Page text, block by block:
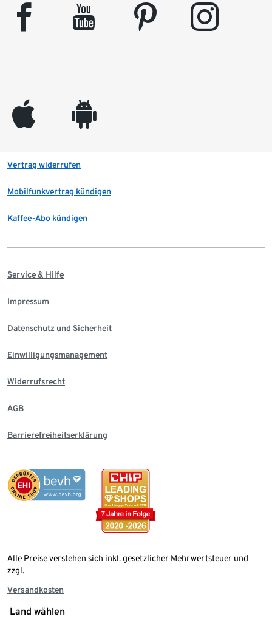
facebook youtube pinterest instagram
appleinc android
Vertrag widerrufen
Mobilfunkvertrag kündigen
Kaffee-Abo kündigen
Service & Hilfe
Impressum
Datenschutz und Sicherheit
Einwilligungsmanagement
Widerrufsrecht
AGB
Barrierefreiheitserklärung
Alle Preise verstehen sich inkl. gesetzlicher Mehrwertsteuer und
zzgl.
Versandkosten
Land wählen